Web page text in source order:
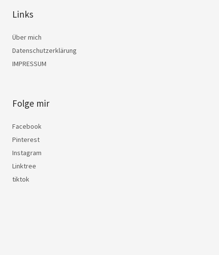
Links
Über mich
Datenschutzerklärung
IMPRESSUM
Folge mir
Facebook
Pinterest
Instagram
Linktree
tiktok